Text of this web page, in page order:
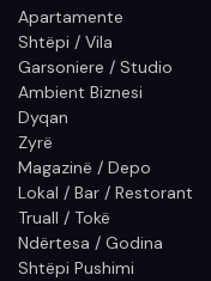
Apartamente
Shtëpi / Vila
Garsoniere / Studio
Ambient Biznesi
Dyqan
Zyrë
Magazinë / Depo
Lokal / Bar / Restorant
Truall / Tokë
Ndërtesa / Godina
Shtëpi Pushimi